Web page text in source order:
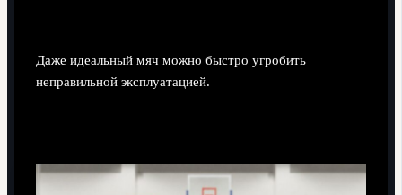
Даже идеальный мяч можно быстро угробить
неправильной эксплуатацией.